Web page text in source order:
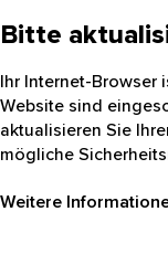
Bitte
Ihr Internet-Browser
Website sind
aktualisieren Sie
mögliche
Weitere